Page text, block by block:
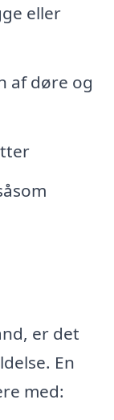
eller
af døre og
er det
En
med: